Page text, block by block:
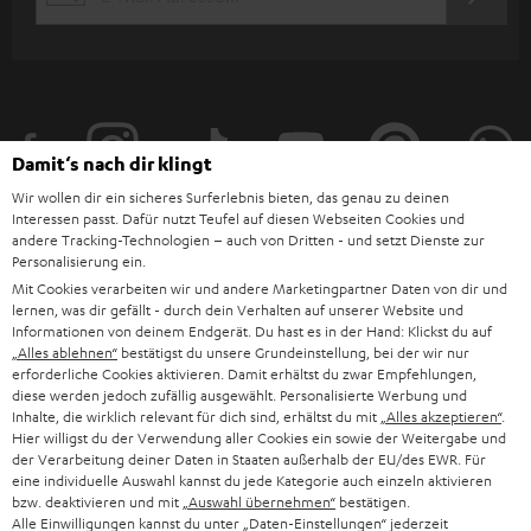
spenden wie der Akku einestragbaren Bluetooth-Lautsprecherszum
Lieferumfang gehört. Das Case ist auch praktisch für den Transport in der
aufbewahrt werden und sind stets griffbereit. Das Laden beginnt übrigens,
sobald die TWS Kopfhörer in das Ladecase eingesteckt werden. Am Case
selbst ist ein USB-C-Anschluss vorhanden.
Darum lohnt sich ein Wechsel zu True Wireless
Kopfhörer
Volle Bewegungsfreiheit: störende Kabel gehören der Vergangenheit an
Praktisch: True Wireless Kopfhörer sind immer griffbereit und laden den
Akku im Ladecase auf
Intuitive Touch-Steuerung zur Musiksteuerung und Anrufannahme
Open-Ear-Kopfhörer
Open-Ear-Kopfhörergewährleisten durch Earhooks festen und
komfortablen Sitz und sitzen am Rande des Außenohrs. Im Gegensatz zu
In-Ear KopfhörernoderOver-Ear Kopfhörern, bleibt der Gehörgang und
e
r
a
n
m
e
l
d
u
n
g
Kategorien
HEIMKINO
HEIMKINO-KOMPLETTANLAGEN
SOUNDBAR
HIFI-LAUTSPRECHER
Unternehmen
SUPPORT
KARRIERE
PRESSE & MARKETING
Teufel Onlineshops
DEUTSCHLAND
ÖSTERREICH
Damit‘s nach dir klingt
Wir wollen dir ein sicheres Surferlebnis bieten, das genau zu deinen
Interessen passt. Dafür nutzt Teufel auf diesen Webseiten Cookies und
andere Tracking-Technologien – auch von Dritten - und setzt Dienste zur
Personalisierung ein.
Mit Cookies verarbeiten wir und andere Marketingpartner Daten von dir und
lernen, was dir gefällt - durch dein Verhalten auf unserer Website und
Informationen von deinem Endgerät. Du hast es in der Hand: Klickst du auf
„Alles ablehnen“ bestätigst du unsere Grundeinstellung, bei der wir nur
erforderliche Cookies aktivieren. Damit erhältst du zwar Empfehlungen,
diese werden jedoch zufällig ausgewählt. Personalisierte Werbung und
Inhalte, die wirklich relevant für dich sind, erhältst du mit „Alles akzeptieren“.
Hier willigst du der Verwendung aller Cookies ein sowie der Weitergabe und
der Verarbeitung deiner Daten in Staaten außerhalb der EU/des EWR. Für
eine individuelle Auswahl kannst du jede Kategorie auch einzeln aktivieren
bzw. deaktivieren und mit „Auswahl übernehmen“ bestätigen.
Alle Einwilligungen kannst du unter „Daten-Einstellungen“ jederzeit